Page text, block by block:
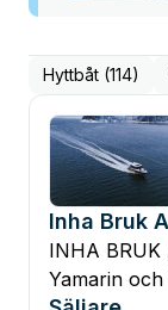
Hyttbåt (114)
Inha Bruk
INHA
Yamarin och